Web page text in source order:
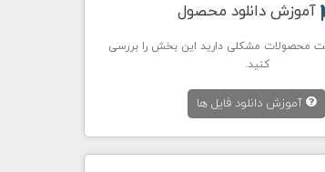
آموزش دانلود محصول
محصولات مشکلی دارید این بخش را بررسی
کنید.
آموزش دانلود فایل ها